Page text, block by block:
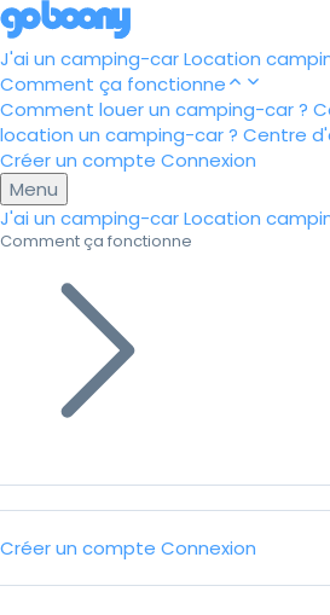
J'ai un camping-carLocation
Comment ça fonctionne
Comment louer un camping-car ?
location un camping-car ? Centre
Créer un compte Connexion
Menu
J'ai un camping-carLocation
Comment ça fonctionne
Créer un compte Connexion